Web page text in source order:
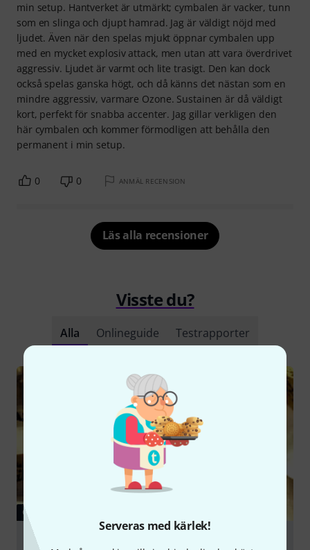
Serveras med kärlek!
min setup. Hantverket är utmärkt; cymbalen är vacker, tunn
som en slinga och djupt hamrad. Jag är väldigt nöjd med
ljudet. Även när den spelas mjukt öppnar cymbalen upp
med en mycket explosiv attack, men utan att vara överdrivet
aggressiv. Ljudet är varmt och lite trasigt. Den kan dock
också spelas ganska högt, och då känns det nästan som en
mindre aggressiv, varmare Ozone. Sustainen är då väldigt
kort, perfekt för snabba accenter. Jag gillar verkligen den
här cymbalen och kommer förmodligen att behålla den
permanent i min setup.
0 0 ANMÄL RECENSION
Läs alla recensioner
Visste du?
Alla Onlineguide Testrapporter
GUIDE
Cymbals